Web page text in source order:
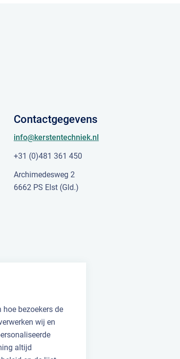
bezoekers de
wij en
altijd
Contactgegevens
info@kerstentechniek.nl
+31 (0)481 361 450
Archimedesweg 2
6662 PS Elst (Gld.)